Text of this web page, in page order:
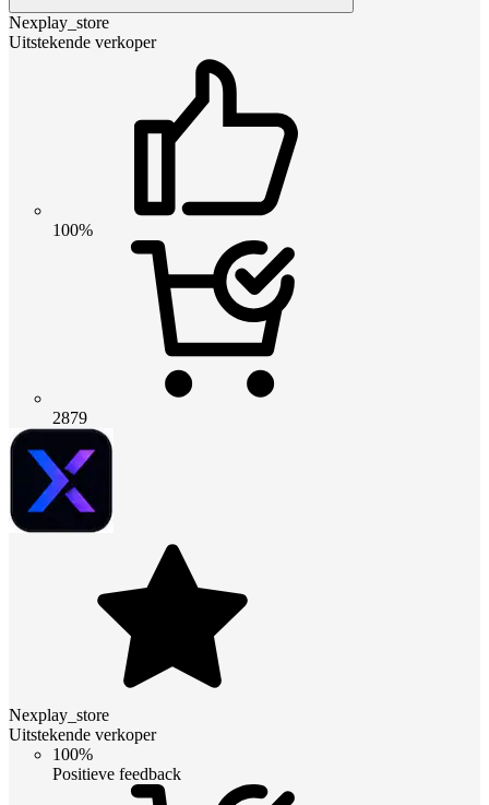
Nexplay_store
Uitstekende verkoper
100%
2879
Nexplay_store
Uitstekende verkoper
100%
Positieve feedback